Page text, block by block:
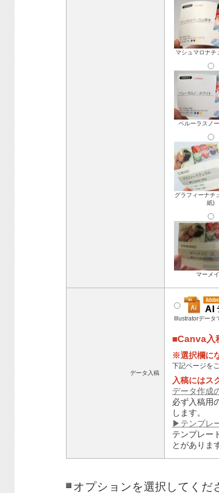
マシュマロナチ
ペルーラスノ
グラフィーナチ
紙)
マーメ
データ入稿
Illustratorデータ
■Canva入
※選択欄に
下記ページを
入稿にはス
データ作成
必ず入稿用
します。
▶テンプレ
テンプレー
とがありま
オプションを選択してくだ